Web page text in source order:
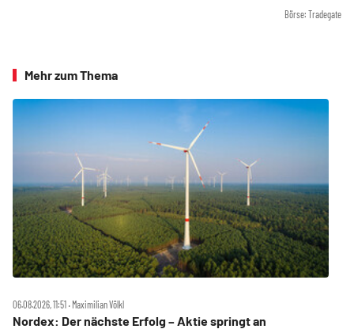
Börse: Tradegate
Mehr zum Thema
06.08.2026, 11:51 ‧ Maximilian Völkl
Nordex: Der nächste Erfolg – Aktie springt an